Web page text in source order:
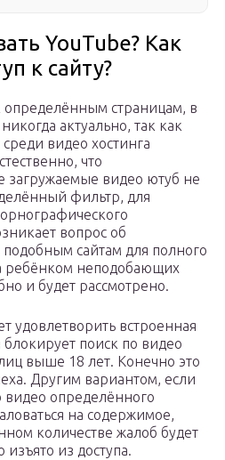
YouTube? Как
к сайту?
определённым страницам, в
актуально, так как
видео хостинга
что
загружаемые видео ютуб не
фильтр, для
вопрос об
сайтам для полного
ребёнком неподобающих
и будет рассмотрено.
удовлетворить встроенная
поиск по видео
выше 18 лет. Конечно это
Другим вариантом, если
видео определённого
на содержимое,
количестве жалоб будет
из доступа.